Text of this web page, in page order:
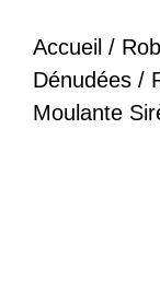
Accueil /
Dénudées /
Moulante